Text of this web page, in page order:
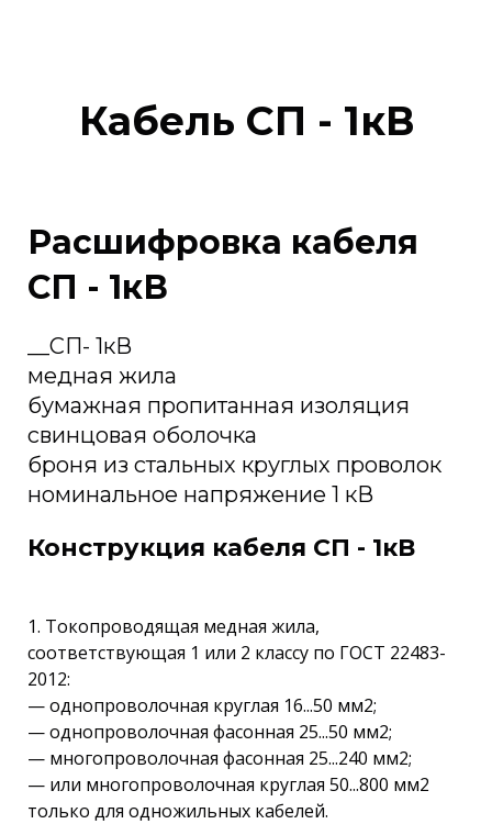
Кабель СП - 1кВ
Расшифровка кабеля
СП - 1кВ
__СП- 1кВ
медная жила
бумажная пропитанная изоляция
свинцовая оболочка
броня из стальных круглых проволок
номинальное напряжение 1 кВ
Конструкция кабеля СП - 1кВ
1. Токопроводящая медная жила,
соответствующая 1 или 2 классу по ГОСТ 22483-
2012:
— однопроволочная круглая 16...50 мм2;
— однопроволочная фасонная 25...50 мм2;
— многопроволочная фасонная 25...240 мм2;
— или многопроволочная круглая 50...800 мм2
только для одножильных кабелей.